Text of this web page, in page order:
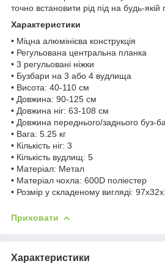
точно встановити рід під на будь-якій
Характеристики
• Міцна алюмінієва конструкція
• Регульована центральна планка
• 3 регульовані ніжки
• Бузбари на 3 або 4 вудлища
• Висота: 40-110 см
• Довжина: 90-125 см
• Довжина ніг: 63-108 см
• Довжина переднього/заднього буз-
• Вага: 5.25 кг
• Кількість ніг: 3
• Кількість вудлищ: 5
• Матеріал: Метал
• Матеріал чохла: 600D поліестер
• Розмір у складеному вигляді:
Приховати
Характеристики